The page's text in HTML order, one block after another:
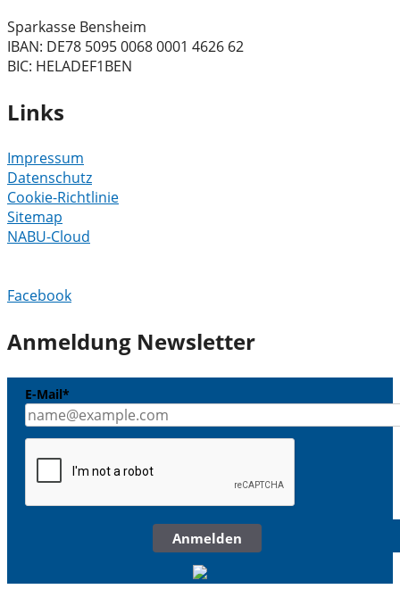
Sparkasse Bensheim
IBAN: DE78 5095 0068 0001 4626 62
BIC: HELADEF1BEN
Links
Impressum
Datenschutz
Cookie-Richtlinie
Sitemap
NABU-Cloud
Facebook
Anmeldung Newsletter
E-Mail*
Anmelden